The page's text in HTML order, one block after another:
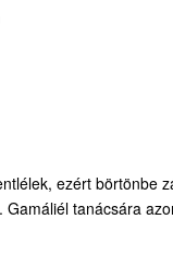
ezért börtönbe
tanácsára